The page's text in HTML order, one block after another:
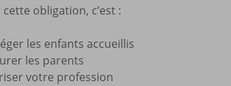
obligation, c’est :
les enfants accueillis
les parents
votre profession